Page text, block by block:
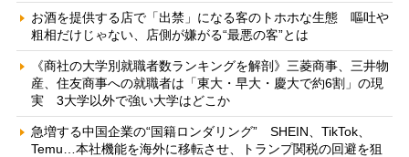
お酒を提供する店で「出禁」になる客のトホホな生態 嘔吐や
粗相だけじゃない、店側が嫌がる“最悪の客”とは
《商社の大学別就職者数ランキングを解剖》三菱商事、三井物
産、住友商事への就職者は「東大・早大・慶大で約6割」の現
実 3大学以外で強い大学はどこか
急増する中国企業の“国籍ロンダリング” SHEIN、TikTok、
Temu…本社機能を海外に移転させ、トランプ関税の回避を狙